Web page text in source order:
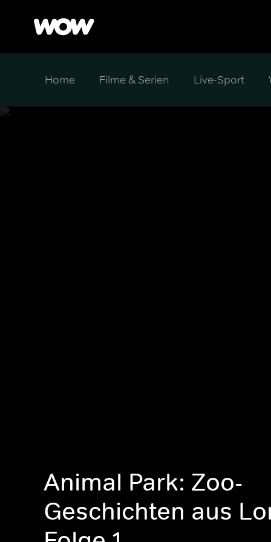
Home Filme & Serien Live-Sport
Animal Park: Zoo-
Geschichten aus